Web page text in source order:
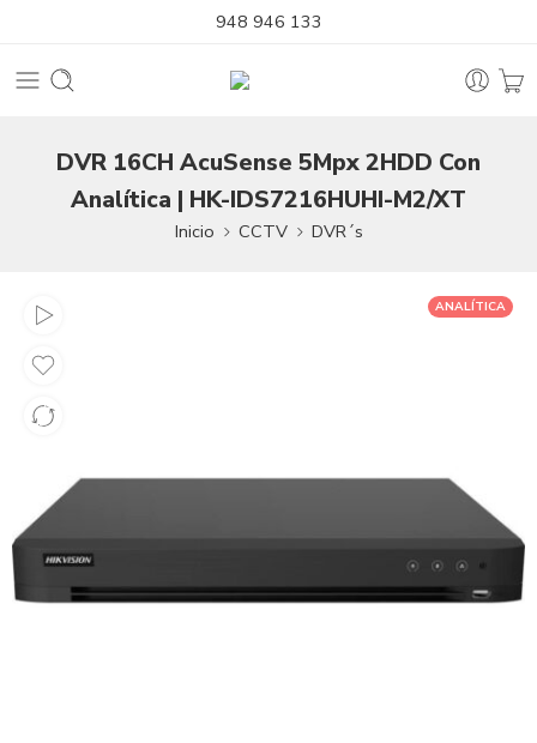
948 946 133
DVR 16CH AcuSense 5Mpx 2HDD Con
Analítica | HK-IDS7216HUHI-M2/XT
Inicio CCTV DVR´s
ANALÍTICA